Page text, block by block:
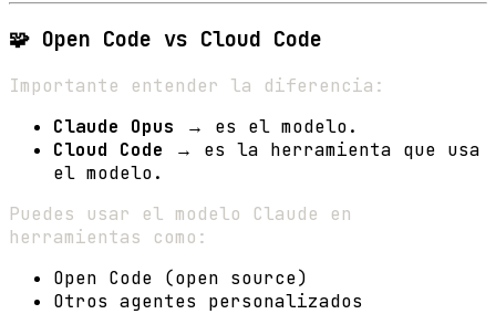
🧩 Open Code vs Cloud Code
Importante entender la diferencia:
Claude Opus → es el modelo.
Cloud Code → es la herramienta que usa
el modelo.
Puedes usar el modelo Claude en
herramientas como:
Open Code (open source)
Otros agentes personalizados